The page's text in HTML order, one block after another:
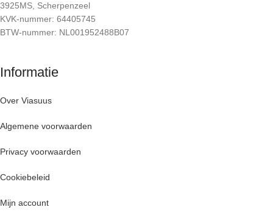
3925MS, Scherpenzeel
KVK-nummer: 64405745
BTW-nummer: NL001952488B07
Informatie
Over Viasuus
Algemene voorwaarden
Privacy voorwaarden
Cookiebeleid
Mijn account